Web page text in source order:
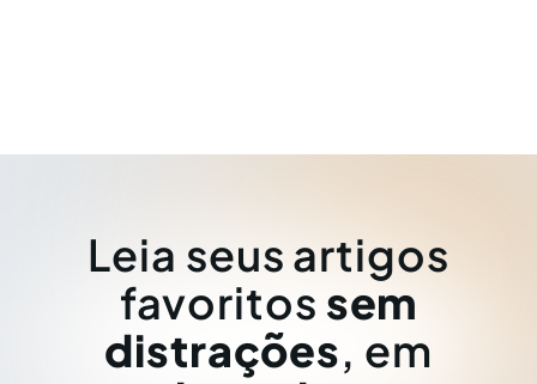
Leia seus artigos
favoritos sem
distrações, em